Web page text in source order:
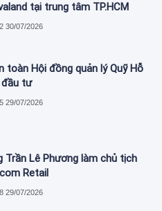
tại trung tâm TP.HCM
30/07/2026
toàn Hội đồng quản lý Quỹ Hỗ
tư
29/07/2026
Trần Lê Phương làm chủ tịch
Retail
29/07/2026